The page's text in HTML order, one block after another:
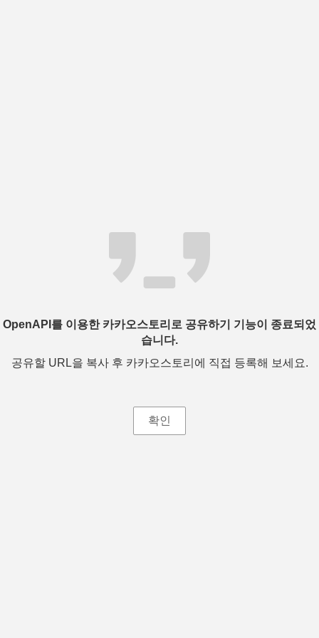
OpenAPI를 이용한 카카오스토리로 공유하기 기능이 종료되었
습니다.
공유할 URL을 복사 후 카카오스토리에 직접 등록해 보세요.
확인